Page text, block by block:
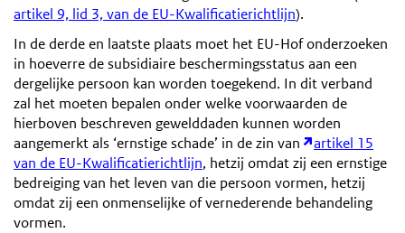
artikel 9, lid 3, van de EU-Kwalificatierichtlijn).
In de derde en laatste plaats moet het EU-Hof onderzoeken
in hoeverre de subsidiaire beschermingsstatus aan een
dergelijke persoon kan worden toegekend. In dit verband
zal het moeten bepalen onder welke voorwaarden de
hierboven beschreven gewelddaden kunnen worden
aangemerkt als ‘ernstige schade’ in de zin van
artikel 15
van de EU-Kwalificatierichtlijn, hetzij omdat zij een ernstige
bedreiging van het leven van die persoon vormen, hetzij
omdat zij een onmenselijke of vernederende behandeling
vormen.